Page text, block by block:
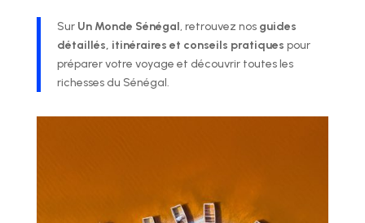
Sur Un Monde Sénégal, retrouvez nos guides
détaillés, itinéraires et conseils pratiques pour
préparer votre voyage et découvrir toutes les
richesses du Sénégal.